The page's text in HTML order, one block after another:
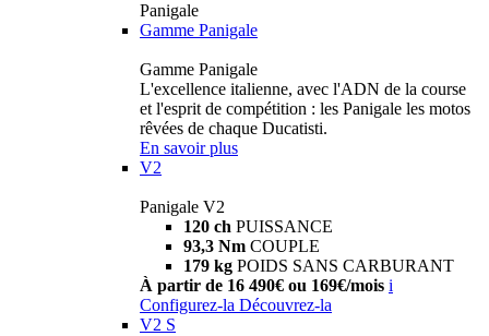
Panigale
Gamme Panigale
Gamme Panigale
L'excellence italienne, avec l'ADN de la course
et l'esprit de compétition : les Panigale les motos
rêvées de chaque Ducatisti.
En savoir plus
V2
Panigale V2
120 ch PUISSANCE
93,3 Nm COUPLE
179 kg POIDS SANS CARBURANT
À partir de 16 490€ ou 169€/mois i
Configurez-la Découvrez-la
V2 S